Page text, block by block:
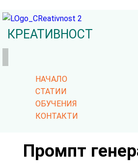
КРЕАТИВНОСТ
НАЧАЛО
СТАТИИ
ОБУЧЕНИЯ
КОНТАКТИ
Промпт